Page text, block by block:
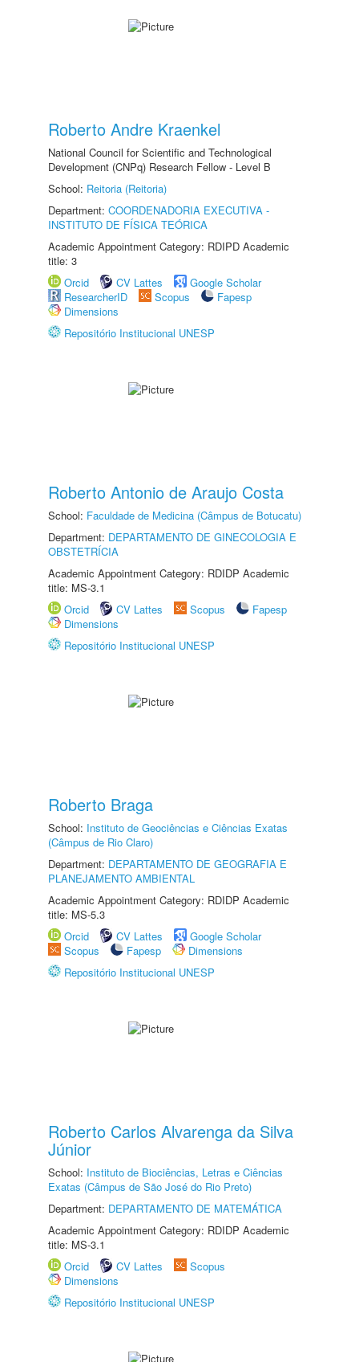
Roberto Andre Kraenkel
National Council for Scientific and Technological
Development (CNPq) Research Fellow - Level B
School: Reitoria (Reitoria)
Department: COORDENADORIA EXECUTIVA -
INSTITUTO DE FÍSICA TEÓRICA
Academic Appointment Category: RDIPD Academic
title: 3
Orcid
CV Lattes
Google Scholar
ResearcherID
Scopus
Fapesp
Dimensions
Repositório Institucional UNESP
Roberto Antonio de Araujo Costa
School: Faculdade de Medicina (Câmpus de Botucatu)
Department: DEPARTAMENTO DE GINECOLOGIA E
OBSTETRÍCIA
Academic Appointment Category: RDIDP Academic
title: MS-3.1
Orcid
CV Lattes Scopus
Fapesp
Dimensions
Repositório Institucional UNESP
Roberto Braga
School: Instituto de Geociências e Ciências Exatas
(Câmpus de Rio Claro)
Department: DEPARTAMENTO DE GEOGRAFIA E
PLANEJAMENTO AMBIENTAL
Academic Appointment Category: RDIDP Academic
title: MS-5.3
Orcid
CV Lattes
Google Scholar
Scopus
Fapesp
Dimensions
Repositório Institucional UNESP
Roberto Carlos Alvarenga da Silva
Júnior
School: Instituto de Biociências, Letras e Ciências
Exatas (Câmpus de São José do Rio Preto)
Department: DEPARTAMENTO DE MATEMÁTICA
Academic Appointment Category: RDIDP Academic
title: MS-3.1
Orcid
CV Lattes
Scopus
Dimensions
Repositório Institucional UNESP